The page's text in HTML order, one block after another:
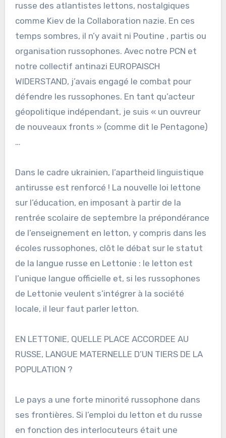
russe des atlantistes lettons, nostalgiques
comme Kiev de la Collaboration nazie. En ces
temps sombres, il n’y avait ni Poutine , partis ou
organisation russophones. Avec notre PCN et
notre collectif antinazi EUROPAISCH
WIDERSTAND, j’avais engagé le combat pour
défendre les russophones. En tant qu’acteur
géopolitique indépendant, je suis « un ouvreur
de nouveaux fronts » (comme dit le Pentagone)
…
Dans le cadre ukrainien, l’apartheid linguistique
antirusse est renforcé ! La nouvelle loi lettone
sur l’éducation, en imposant à partir de la
rentrée scolaire de septembre la prépondérance
de l’enseignement en letton, y compris dans les
écoles russophones, clôt le débat sur le statut
de la langue russe en Lettonie : le letton est
l’unique langue officielle et, si les russophones
de Lettonie veulent s’intégrer à la société
locale, il leur faut parler letton.
EN LETTONIE, QUELLE PLACE ACCORDEE AU
RUSSE, LANGUE MATERNELLE D’UN TIERS DE LA
POPULATION ?
Le pays a une forte minorité russophone dans
ses frontières. Si l’emploi du letton et du russe
en fonction des interlocuteurs était une